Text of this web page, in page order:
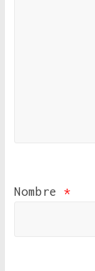
Nombre *